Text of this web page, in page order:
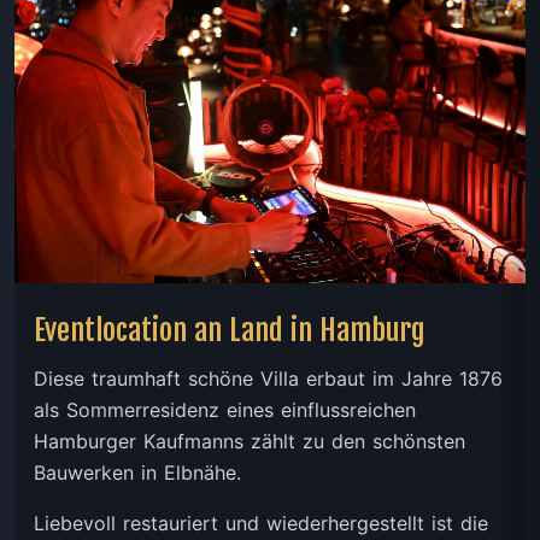
Eventlocation an Land in Hamburg
Diese traumhaft schöne Villa erbaut im Jahre 1876
als Sommerresidenz eines einflussreichen
Hamburger Kaufmanns zählt zu den schönsten
Bauwerken in Elbnähe.
Liebevoll restauriert und wiederhergestellt ist die